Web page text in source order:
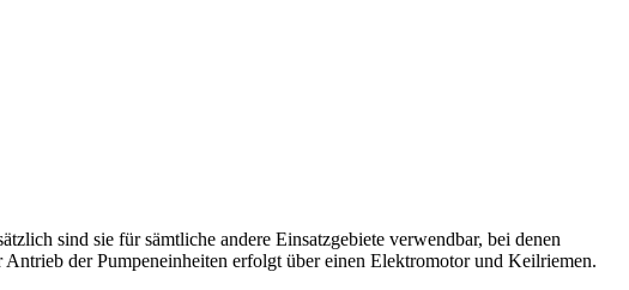
sind sie für sämtliche andere Einsatzgebiete verwendbar, bei denen
der Pumpeneinheiten erfolgt über einen Elektromotor und Keilriemen.